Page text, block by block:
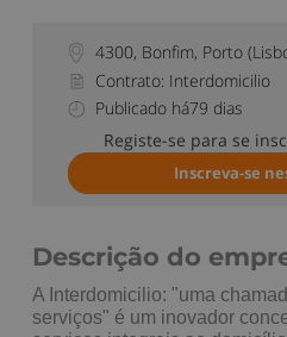
4300, Bonfim, Porto (
Contrato: Interdomicilio
Publicado há79 dias
Registe-se para se
Inscreva-se
Descrição do
A Interdomicilio: "uma
serviços" é um inovador